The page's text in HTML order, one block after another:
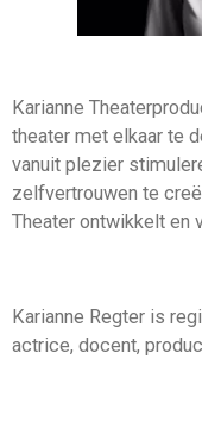
Karianne
theater met elkaar te
vanuit plezier
zelfvertrouwen te
Theater ontwikkelt en
Karianne Regter is
actrice, docent,